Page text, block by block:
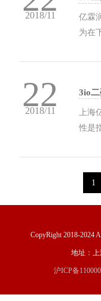
2018/11
亿霖
为在
殊工
应，
润...
22
2018/11
3io
上海
性是
和耐
化，
限内
1
CopyRight 2018-2024
地址：
沪ICP备